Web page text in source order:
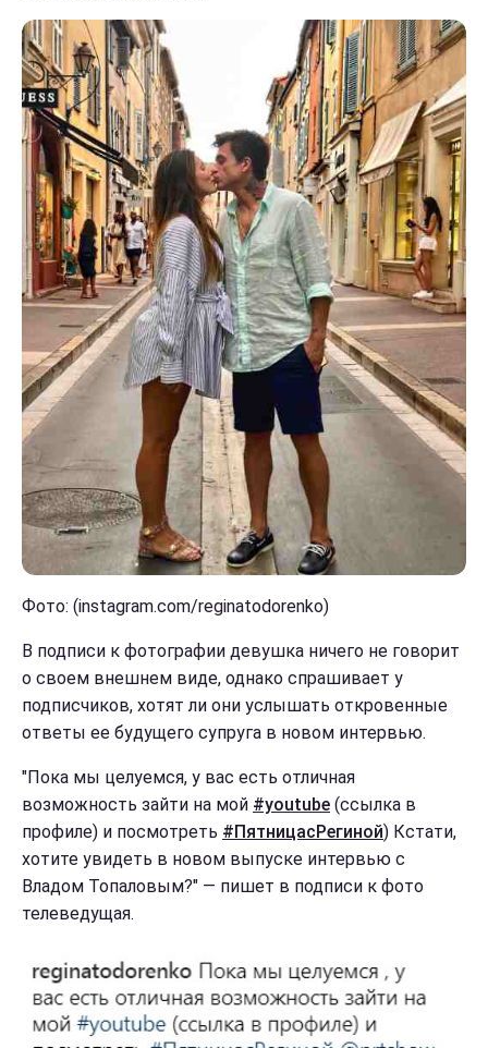
Фото: (instagram.com/reginatodorenko)
В подписи к фотографии девушка ничего не говорит
о своем внешнем виде, однако спрашивает у
подписчиков, хотят ли они услышать откровенные
ответы ее будущего супруга в новом интервью.
"Пока мы целуемся, у вас есть отличная
возможность зайти на мой #youtube (ссылка в
профиле) и посмотреть #ПятницасРегиной) Кстати,
хотите увидеть в новом выпуске интервью с
Владом Топаловым?" — пишет в подписи к фото
телеведущая.